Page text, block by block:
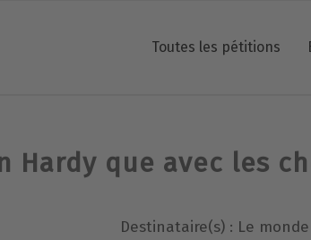
Toutes les pétitions
Hardy que avec les
Destinataire(s) : Le monde